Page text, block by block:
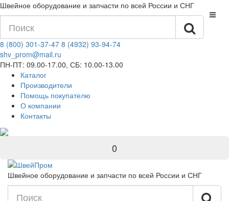
Швейное оборудование и запчасти по всей России и СНГ
8 (800) 301-37-47 8 (4932) 93-94-74
shv_prom@mail.ru
ПН-ПТ: 09.00-17.00, СБ: 10.00-13.00
Каталог
Производители
Помощь покупателю
О компании
Контакты
0
Швейное оборудование и запчасти по всей России и СНГ